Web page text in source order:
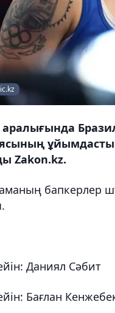
аралығында
Zakon.kz.
бапкерлер
Даниял Сәбит
Бағлан